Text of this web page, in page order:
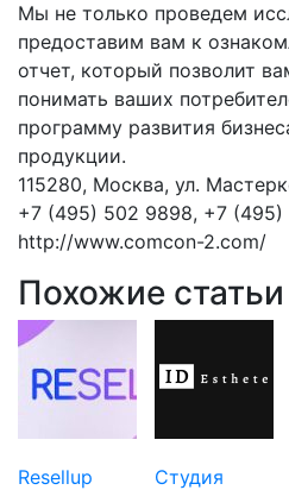
Мы не только проведем
предоставим вам к
отчет, который позволит
понимать ваших
программу развития
продукции.
115280, Москва, ул.
+7 (495) 502 9898, +7
http://www.comcon-2.com/
Похожие статьи
Resellup
Студия